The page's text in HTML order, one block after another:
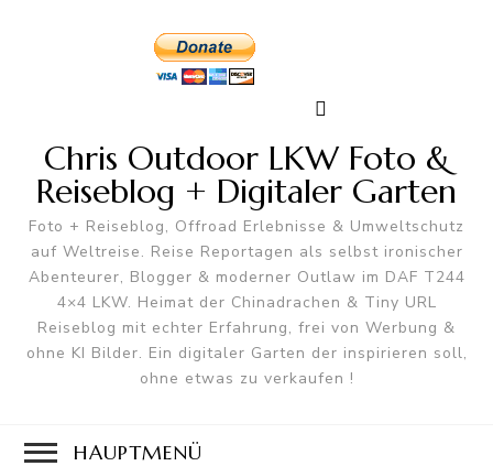
Chris Outdoor LKW Foto &
Reiseblog + Digitaler Garten
Foto + Reiseblog, Offroad Erlebnisse & Umweltschutz
auf Weltreise. Reise Reportagen als selbst ironischer
Abenteurer, Blogger & moderner Outlaw im DAF T244
4×4 LKW. Heimat der Chinadrachen & Tiny URL
Reiseblog mit echter Erfahrung, frei von Werbung &
ohne KI Bilder. Ein digitaler Garten der inspirieren soll,
ohne etwas zu verkaufen !
HAUPTMENÜ